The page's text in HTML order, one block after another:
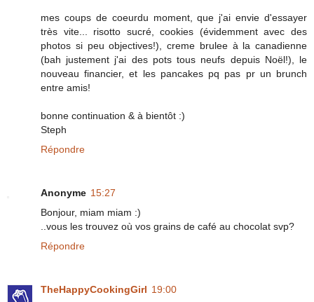
mes coups de coeurdu moment, que j'ai envie d'essayer
très vite... risotto sucré, cookies (évidemment avec des
photos si peu objectives!), creme brulee à la canadienne
(bah justement j'ai des pots tous neufs depuis Noël!), le
nouveau financier, et les pancakes pq pas pr un brunch
entre amis!
bonne continuation & à bientôt :)
Steph
Répondre
Anonyme 15:27
Bonjour, miam miam :)
..vous les trouvez où vos grains de café au chocolat svp?
Répondre
TheHappyCookingGirl 19:00